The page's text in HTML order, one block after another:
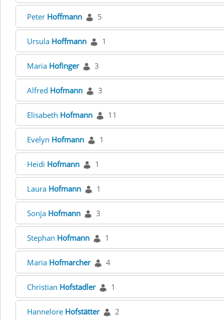
Peter Hoffmann 5
Ursula Hoffmann 1
Maria Hofinger 3
Alfred Hofmann 3
Elisabeth Hofmann 11
Evelyn Hofmann 1
Heidi Hofmann 1
Laura Hofmann 1
Sonja Hofmann 3
Stephan Hofmann 1
Maria Hofmarcher 4
Christian Hofstadler 1
Hannelore Hofstätter 2